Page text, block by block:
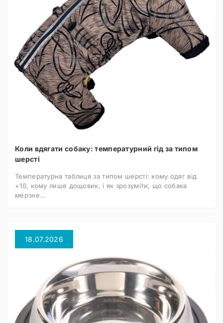
Коли вдягати собаку: температурний гід за типом
шерсті
Температурна таблиця за типом шерсті: кому одяг від
+10, кому лише дощовик, і як зрозуміти, що собака
мерзне...
18.07.2026